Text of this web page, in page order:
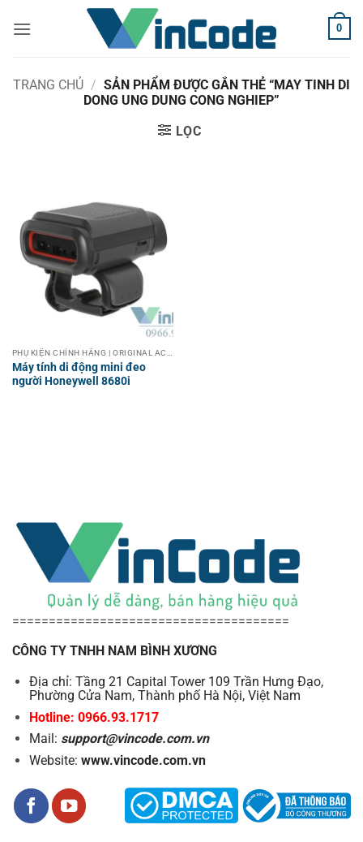
qua
0
TRANG CHỦ / SẢN PHẨM ĐƯỢC GẮN THẺ “MAY TINH DI
DONG UNG DUNG CONG NGHIEP”
LỌC
Máy tính di động mini đeo
người Honeywell 8680i
======================================
CÔNG TY TNHH NAM BÌNH XƯƠNG
Địa chỉ: Tầng 21 Capital Tower 109 Trần Hưng Đạo,
Phường Cửa Nam, Thành phố Hà Nội, Việt Nam
Hotline: 0966.93.1717
Mail: support@vincode.com.vn
Website: www.vincode.com.vn